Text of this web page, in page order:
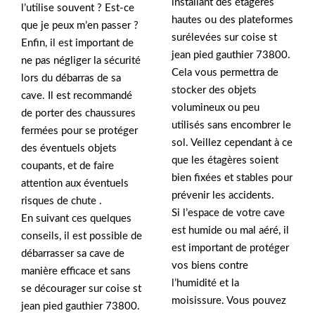
l’utilise souvent ? Est-ce
que je peux m’en passer ?
Enfin, il est important de
ne pas négliger la sécurité
lors du débarras de sa
cave. Il est recommandé
de porter des chaussures
fermées pour se protéger
des éventuels objets
coupants, et de faire
attention aux éventuels
risques de chute .
En suivant ces quelques
conseils, il est possible de
débarrasser sa cave de
manière efficace et sans
se décourager sur coise st
jean pied gauthier 73800.
installant des étagères
hautes ou des plateformes
surélevées sur coise st
jean pied gauthier 73800.
Cela vous permettra de
stocker des objets
volumineux ou peu
utilisés sans encombrer le
sol. Veillez cependant à ce
que les étagères soient
bien fixées et stables pour
prévenir les accidents.
Si l’espace de votre cave
est humide ou mal aéré, il
est important de protéger
vos biens contre
l’humidité et la
moisissure. Vous pouvez